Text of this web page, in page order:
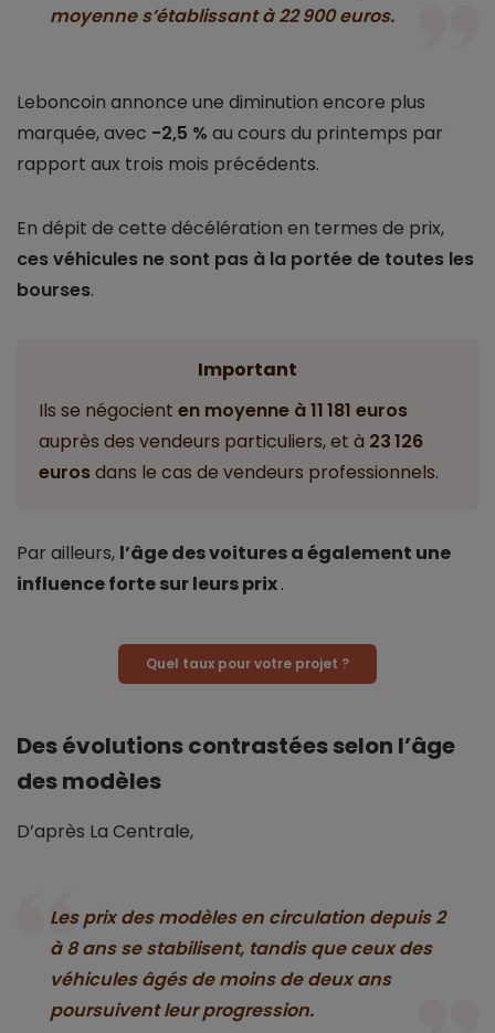
moyenne s’établissant à 22 900 euros.
Leboncoin annonce une diminution encore plus
marquée, avec -2,5 % au cours du printemps par
rapport aux trois mois précédents.
En dépit de cette décélération en termes de prix,
ces véhicules ne sont pas à la portée de toutes les
bourses.
Important
Ils se négocient en moyenne à 11 181 euros
auprès des vendeurs particuliers, et à 23 126
eurosdans le cas de vendeurs professionnels.
Par ailleurs, l’âge des voitures a également une
influence forte sur leurs prix.
Quel taux pour votre projet ?
Des évolutions contrastées selon l’âge
des modèles
D’après La Centrale,
Les prix des modèles en circulation depuis 2
à 8 ans se stabilisent, tandis que ceux des
véhicules âgés de moins de deux ans
poursuivent leur progression.